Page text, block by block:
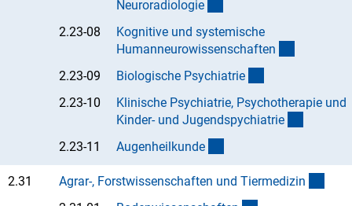
Neuroradiologie
2.23-08
Kognitive und systemische
Humanneurowissenschaften
2.23-09
Biologische Psychiatrie
2.23-10
Klinische Psychiatrie, Psychotherapie und
Kinder- und Jugendspychiatrie
2.23-11
Augenheilkunde
2.31 Agrar-, Forstwissenschaften und Tiermedizin